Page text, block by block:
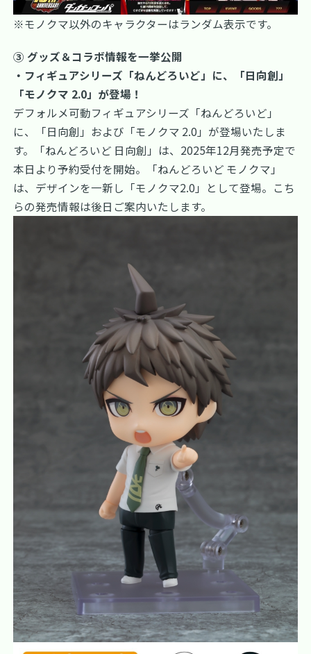
※モノクマ以外のキャラクターはランダム表示です。
③ グッズ＆コラボ情報を一挙公開
・フィギュアシリーズ「ねんどろいど」に、「日向創」
「モノクマ 2.0」が登場！
デフォルメ可動フィギュアシリーズ「ねんどろいど」
に、「日向創」および「モノクマ 2.0」が登場いたしま
す。「ねんどろいど 日向創」は、2025年12月発売予定で
本日より予約受付を開始。「ねんどろいど モノクマ」
は、デザインを一新し「モノクマ2.0」として登場。こち
らの発売情報は後日ご案内いたします。